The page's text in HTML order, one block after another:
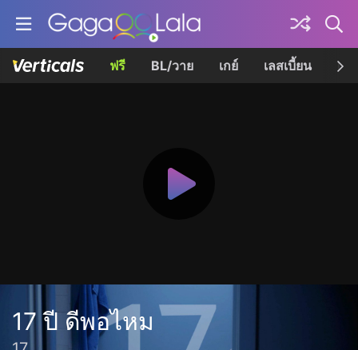
ฟรี BL/วาย เกย์ เลสเบี้ยน เค
17 ปี ดีพอไหม